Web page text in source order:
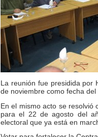
La reunión fue presidida por
de noviembre como fecha del
En el mismo acto se resolvió
para el 22 de agosto del
electoral que ya está en